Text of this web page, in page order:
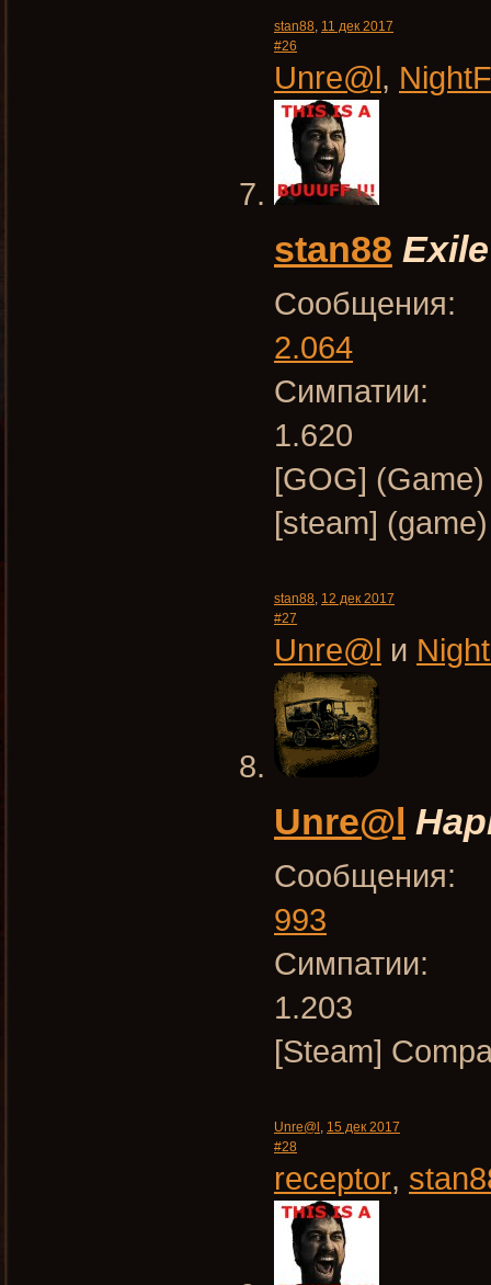
stan88, 11 дек 2017
#26
Unre@l,
stan88 Exile
Сообщения:
2.064
Симпатии:
1.620
[GOG]
[steam]
stan88, 12 дек 2017
#27
Unre@l и
Unre@l
Сообщения:
993
Симпатии:
1.203
[Steam]
Unre@l , 15 дек 2017
#28
receptor,